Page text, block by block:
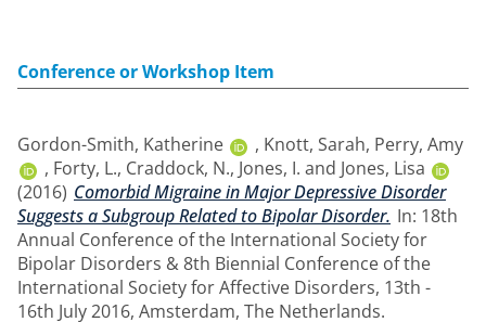
Conference or Workshop Item
Gordon-Smith, Katherine , Knott, Sarah, Perry, Amy
, Forty, L., Craddock, N., Jones, I. and Jones, Lisa
(2016) Comorbid Migraine in Major Depressive Disorder
Suggests a Subgroup Related to Bipolar Disorder. In: 18th
Annual Conference of the International Society for
Bipolar Disorders & 8th Biennial Conference of the
International Society for Affective Disorders, 13th -
16th July 2016, Amsterdam, The Netherlands.